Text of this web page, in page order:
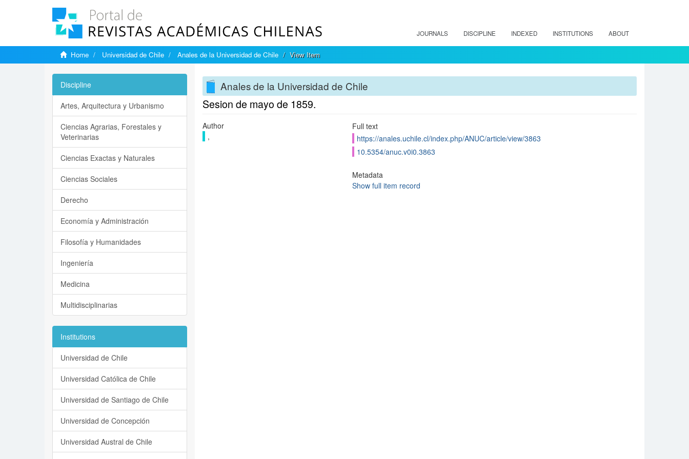
JOURNALS DISCIPLINE INDEXED INSTITUTIONS ABOUT
Home Universidad de Chile Anales de la Universidad de Chile View Item
Anales de la Universidad de Chile
Sesion de mayo de 1859.
Author
,
Full text
https://anales.uchile.cl/index.php/ANUC/article/view/3863
10.5354/anuc.v0i0.3863
Metadata
Show full item record
Discipline
Artes, Arquitectura y Urbanismo
Ciencias Agrarias, Forestales y
Veterinarias
Ciencias Exactas y Naturales
Ciencias Sociales
Derecho
Economía y Administración
Filosofía y Humanidades
Ingeniería
Medicina
Multidisciplinarias
Institutions
Universidad de Chile
Universidad Católica de Chile
Universidad de Santiago de Chile
Universidad de Concepción
Universidad Austral de Chile